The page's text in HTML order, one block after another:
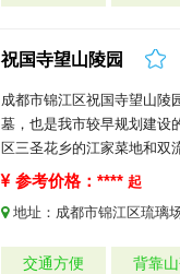
祝国寺望山陵园
成都市锦江区祝国寺望山陵
墓，也是我市较早规划建设
区三圣花乡的江家菜地和双
参考价格：**** 起
地址： 成都市锦江区琉璃
交通方便 背靠